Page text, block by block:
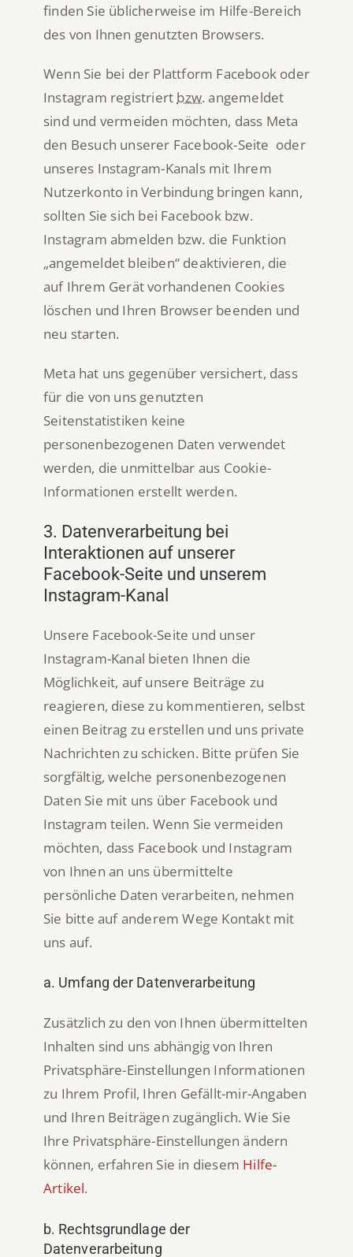
finden Sie üblicherweise im Hilfe-Bereich
des von Ihnen genutzten Browsers.
Wenn Sie bei der Plattform Facebook oder
Instagram registriert bzw. angemeldet
sind und vermeiden möchten, dass Meta
den Besuch unserer Facebook-Seite oder
unseres Instagram-Kanals mit Ihrem
Nutzerkonto in Verbindung bringen kann,
sollten Sie sich bei Facebook bzw.
Instagram abmelden bzw. die Funktion
„angemeldet bleiben“ deaktivieren, die
auf Ihrem Gerät vorhandenen Cookies
löschen und Ihren Browser beenden und
neu starten.
Meta hat uns gegenüber versichert, dass
für die von uns genutzten
Seitenstatistiken keine
personenbezogenen Daten verwendet
werden, die unmittelbar aus Cookie-
Informationen erstellt werden.
3. Datenverarbeitung bei
Interaktionen auf unserer
Facebook-Seite und unserem
Instagram-Kanal
Unsere Facebook-Seite und unser
Instagram-Kanal bieten Ihnen die
Möglichkeit, auf unsere Beiträge zu
reagieren, diese zu kommentieren, selbst
einen Beitrag zu erstellen und uns private
Nachrichten zu schicken. Bitte prüfen Sie
sorgfältig, welche personenbezogenen
Daten Sie mit uns über Facebook und
Instagram teilen. Wenn Sie vermeiden
möchten, dass Facebook und Instagram
von Ihnen an uns übermittelte
persönliche Daten verarbeiten, nehmen
Sie bitte auf anderem Wege Kontakt mit
uns auf.
a. Umfang der Datenverarbeitung
Zusätzlich zu den von Ihnen übermittelten
Inhalten sind uns abhängig von Ihren
Privatsphäre-Einstellungen Informationen
zu Ihrem Profil, Ihren Gefällt-mir-Angaben
und Ihren Beiträgen zugänglich. Wie Sie
Ihre Privatsphäre-Einstellungen ändern
können, erfahren Sie in diesem Hilfe-
Artikel.
b. Rechtsgrundlage der
Datenverarbeitung